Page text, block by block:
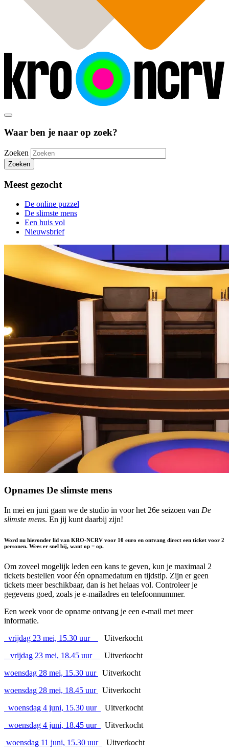
Waar ben je naar op zoek?
Zoeken
Zoeken
Meest gezocht
De online puzzel
De slimste mens
Een huis vol
Nieuwsbrief
Opnames De slimste mens
In mei en juni gaan we de studio in voor het 26e seizoen van De
slimste mens. En jij kunt daarbij zijn!
Word nu hieronder lid van KRO-NCRV voor 10 euro en ontvang direct een ticket voor 2
personen. Wees er snel bij, want op = op.
Om zoveel mogelijk leden een kans te geven, kun je maximaal 2
tickets bestellen voor één opnamedatum en tijdstip. Zijn er geen
tickets meer beschikbaar, dan is het helaas vol. Controleer je
gegevens goed, zoals je e-mailadres en telefoonnummer.
Een week voor de opname ontvang je een e-mail met meer
informatie.
vrijdag 23 mei, 15.30 uur
Uitverkocht
vrijdag 23 mei, 18.45 uur
Uitverkocht
woensdag 28 mei, 15.30 uur
Uitverkocht
woensdag 28 mei, 18.45 uur
Uitverkocht
woensdag 4 juni, 15.30 uur
Uitverkocht
woensdag 4 juni, 18.45 uur
Uitverkocht
woensdag 11 juni, 15.30 uur
Uitverkocht